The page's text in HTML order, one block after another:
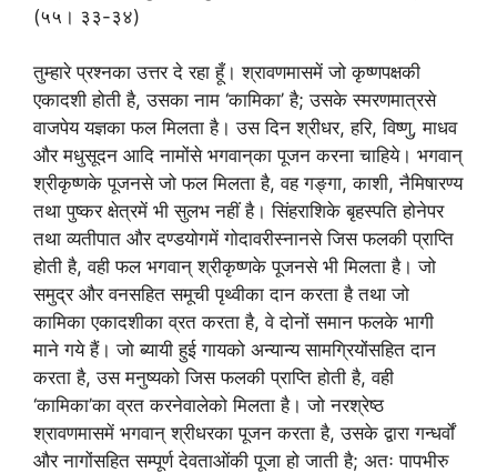
(५५। ३३-३४)
तुम्हारे प्रश्नका उत्तर दे रहा हूँ। श्रावणमासमें जो कृष्णपक्षकी
एकादशी होती है, उसका नाम ‘कामिका’ है; उसके स्मरणमात्रसे
वाजपेय यज्ञका फल मिलता है। उस दिन श्रीधर, हरि, विष्णु, माधव
और मधुसूदन आदि नामोंसे भगवान्‌का पूजन करना चाहिये। भगवान्
श्रीकृष्णके पूजनसे जो फल मिलता है, वह गङ्गा, काशी, नैमिषारण्य
तथा पुष्कर क्षेत्रमें भी सुलभ नहीं है। सिंहराशिके बृहस्पति होनेपर
तथा व्यतीपात और दण्डयोगमें गोदावरीस्नानसे जिस फलकी प्राप्ति
होती है, वही फल भगवान् श्रीकृष्णके पूजनसे भी मिलता है। जो
समुद्र और वनसहित समूची पृथ्वीका दान करता है तथा जो
कामिका एकादशीका व्रत करता है, वे दोनों समान फलके भागी
माने गये हैं। जो ब्यायी हुई गायको अन्यान्य सामग्रियोंसहित दान
करता है, उस मनुष्यको जिस फलकी प्राप्ति होती है, वही
‘कामिका’का व्रत करनेवालेको मिलता है। जो नरश्रेष्ठ
श्रावणमासमें भगवान् श्रीधरका पूजन करता है, उसके द्वारा गन्धर्वों
और नागोंसहित सम्पूर्ण देवताओंकी पूजा हो जाती है; अतः पापभीरु